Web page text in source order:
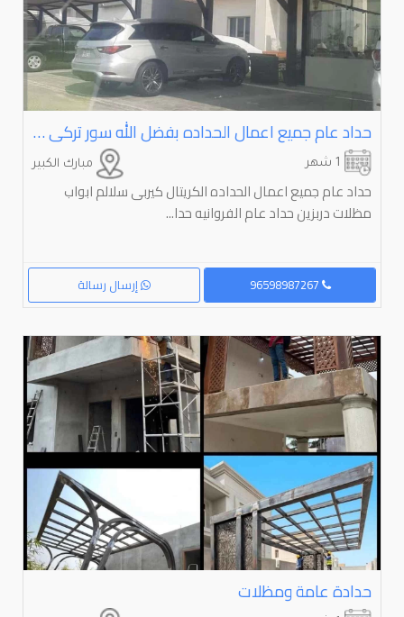
حداد عام جميع اعمال الحداده بفضل الله سور تركى ابواب وتعديل ولحام الأجزاء التالفه كل مايخص الحداده
مبارك الكبير
حداد عام جميع اعمال الحداده الكريتال كيربى سلالم ابواب
مظلات دربزين حداد عام الفروانيه حدا...
إرسال رسالة
حدادة عامة ومظلات